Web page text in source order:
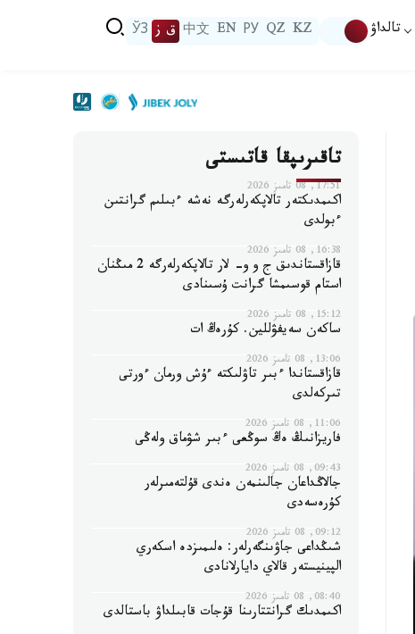
تالداۋ KZ
QZ
РУ
EN
中文 ق ز ЎЗ
تاقىرىپقا قاتىستى
17:51, 08 تامىز 2026
اكىمدىكتەر تالاپكەرلەرگە نەشە ءبىلىم گرانتىن
ءبولدى
16:38, 08 تامىز 2026
قازاقستاندىق ج و و- لار تالاپكەرلەرگە 2 مىڭنان
استام قوسىمشا گرانت ۇسىنادى
15:12, 08 تامىز 2026
ساكەن سەيفۋللين. كۇرەڭ ات
13:06, 08 تامىز 2026
قازاقستاندا ءبىر تاۋلىكتە ءۇش ورمان ءورتى
تىركەلدى
11:06, 08 تامىز 2026
فاريزانىڭ ەڭ سوڭعى ءبىر شۋماق ولەڭى
09:43, 08 تامىز 2026
جالاڭداعان جالىنمەن ەندى قۇلتەمىرلەر
كۇرەسەدى
09:12, 08 تامىز 2026
شىڭداعى جاۋىنگەرلەر: ەلىمىزدە اسكەري
الپينيستەر قالاي دايارلانادى
08:40, 08 تامىز 2026
اكىمدىك گرانتتارىنا قۇجات قابىلداۋ باستالدى